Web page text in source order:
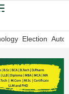
Election Auto